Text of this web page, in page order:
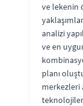
ve lekenin
analizi
ve en
planı
merkezleri